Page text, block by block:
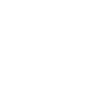
AG
Klosters